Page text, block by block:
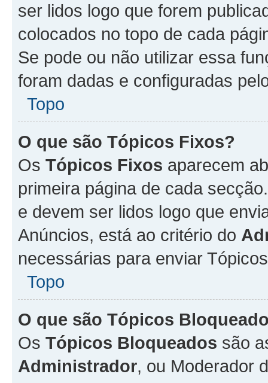
ser lidos logo que forem
colocados no topo de cada
Se pode ou não utilizar essa
foram dadas e configuradas
Topo
O que são Tópicos Fixos?
Os Tópicos Fixos aparecem
primeira página de cada
e devem ser lidos logo que
Anúncios, está ao critério do
necessárias para enviar
Topo
O que são Tópicos
Os Tópicos Bloqueados são
Administrador, ou Moderador